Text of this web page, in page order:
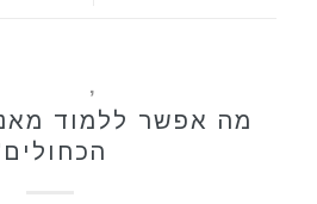
,
מה אפשר ללמוד